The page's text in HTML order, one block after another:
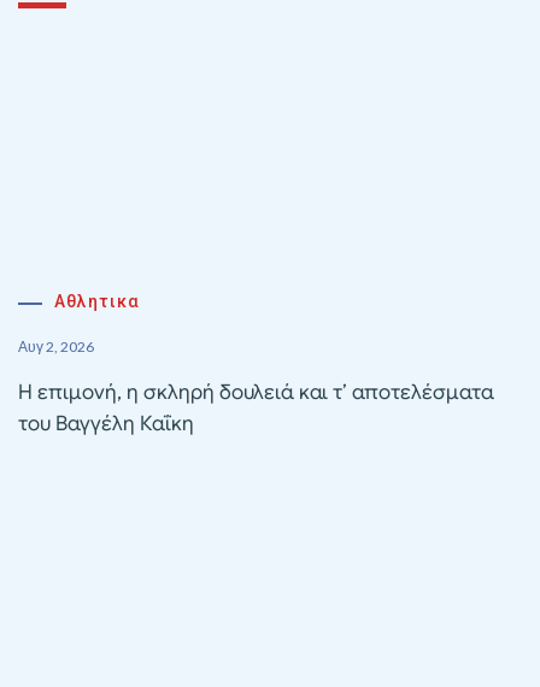
Αθλητικα
Αυγ 2, 2026
Η επιμονή, η σκληρή δουλειά και τ’ αποτελέσματα
του Βαγγέλη Καΐκη